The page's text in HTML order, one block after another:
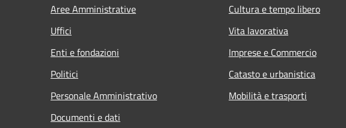
Aree Amministrative
Uffici
Enti e fondazioni
Politici
Personale Amministrativo
Documenti e dati
Cultura e tempo libero
Vita lavorativa
Imprese e Commercio
Catasto e urbanistica
Mobilità e trasporti